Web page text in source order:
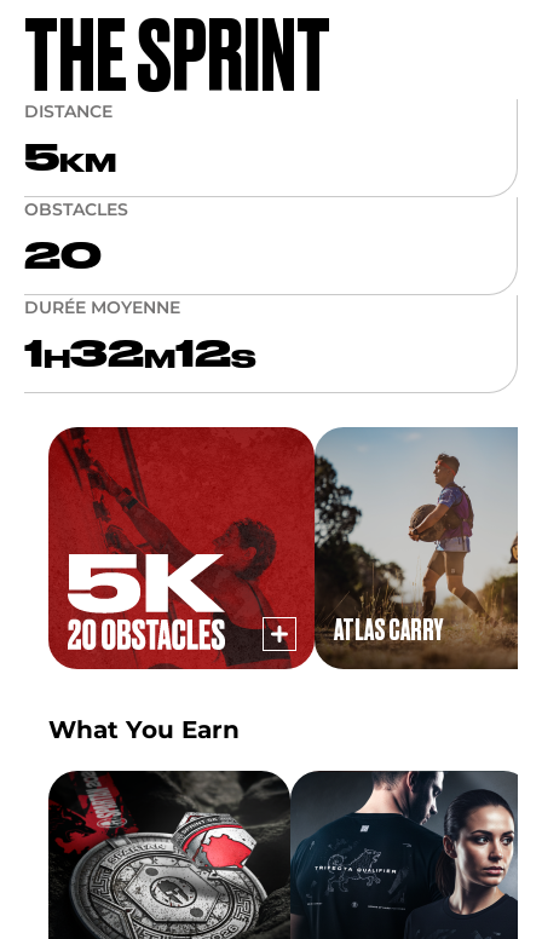
THE SPRINT
DISTANCE
5 KM
OBSTACLES
20
DURÉE MOYENNE
1 H 32 M 12S
ATLAS CARRY
What You Earn